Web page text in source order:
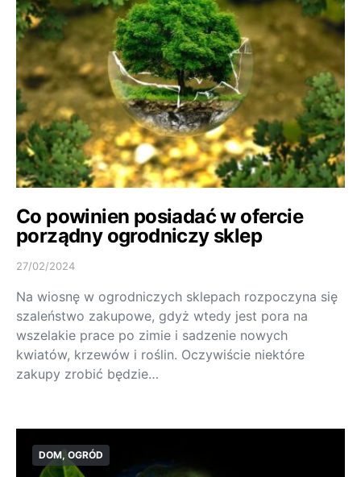
Co powinien posiadać w ofercie
porządny ogrodniczy sklep
27/02/2024
Na wiosnę w ogrodniczych sklepach rozpoczyna się
szaleństwo zakupowe, gdyż wtedy jest pora na
wszelakie prace po zimie i sadzenie nowych
kwiatów, krzewów i roślin. Oczywiście niektóre
zakupy zrobić będzie…
DOM, OGRÓD